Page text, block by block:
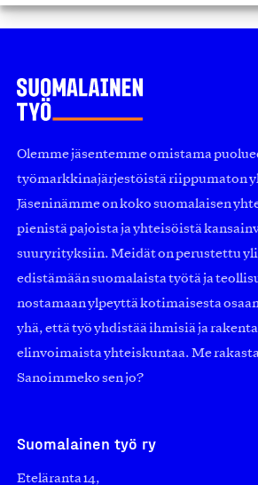
Olemme jäsentemme omistama
työmarkkinajärjestöistä riippumaton
Jäseninämme on koko suomalaisen
pienistä pajoista ja yhteisöistä
suuryrityksiin. Meidät on perustettu
edistämään suomalaista työtä ja
nostamaan ylpeyttä kotimaisesta
yhä, että työ yhdistää ihmisiä ja
elinvoimaista yhteiskuntaa. Me
Sanoimmeko sen jo?
Suomalainen työ ry
Eteläranta 14,